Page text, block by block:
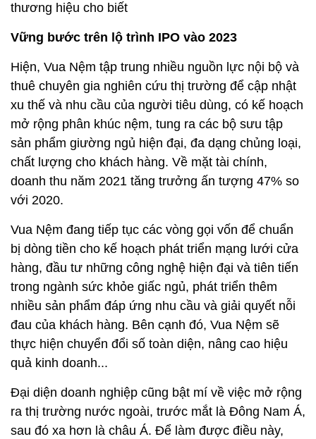
thương hiệu cho biết
Vững bước trên lộ trình IPO vào 2023
Hiện, Vua Nệm tập trung nhiều nguồn lực nội bộ và
thuê chuyên gia nghiên cứu thị trường để cập nhật
xu thế và nhu cầu của người tiêu dùng, có kế hoạch
mở rộng phân khúc nệm, tung ra các bộ sưu tập
sản phẩm giường ngủ hiện đại, đa dạng chủng loại,
chất lượng cho khách hàng. Về mặt tài chính,
doanh thu năm 2021 tăng trưởng ấn tượng 47% so
với 2020.
Vua Nệm đang tiếp tục các vòng gọi vốn để chuẩn
bị dòng tiền cho kế hoạch phát triển mạng lưới cửa
hàng, đầu tư những công nghệ hiện đại và tiên tiến
trong ngành sức khỏe giấc ngủ, phát triển thêm
nhiều sản phẩm đáp ứng nhu cầu và giải quyết nỗi
đau của khách hàng. Bên cạnh đó, Vua Nệm sẽ
thực hiện chuyển đổi số toàn diện, nâng cao hiệu
quả kinh doanh...
Đại diện doanh nghiệp cũng bật mí về việc mở rộng
ra thị trường nước ngoài, trước mắt là Đông Nam Á,
sau đó xa hơn là châu Á. Để làm được điều này,